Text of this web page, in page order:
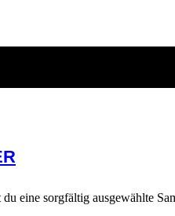
eine sorgfältig ausgewählte